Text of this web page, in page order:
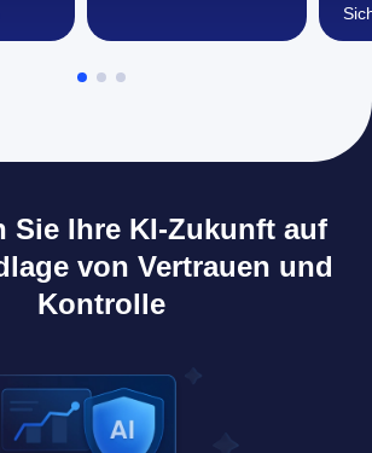
Sie Ihre KI-Zukunft auf
von Vertrauen und
Kontrolle